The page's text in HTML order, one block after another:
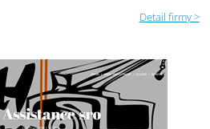
Detail firmy >